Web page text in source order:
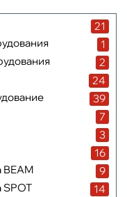
21
1
2
24
39
7
3
16
9
14